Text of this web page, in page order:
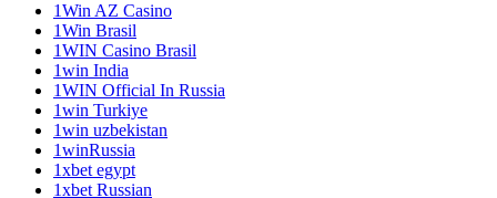
1Win AZ Casino
1Win Brasil
1WIN Casino Brasil
1win India
1WIN Official In Russia
1win Turkiye
1win uzbekistan
1winRussia
1xbet egypt
1xbet Russian